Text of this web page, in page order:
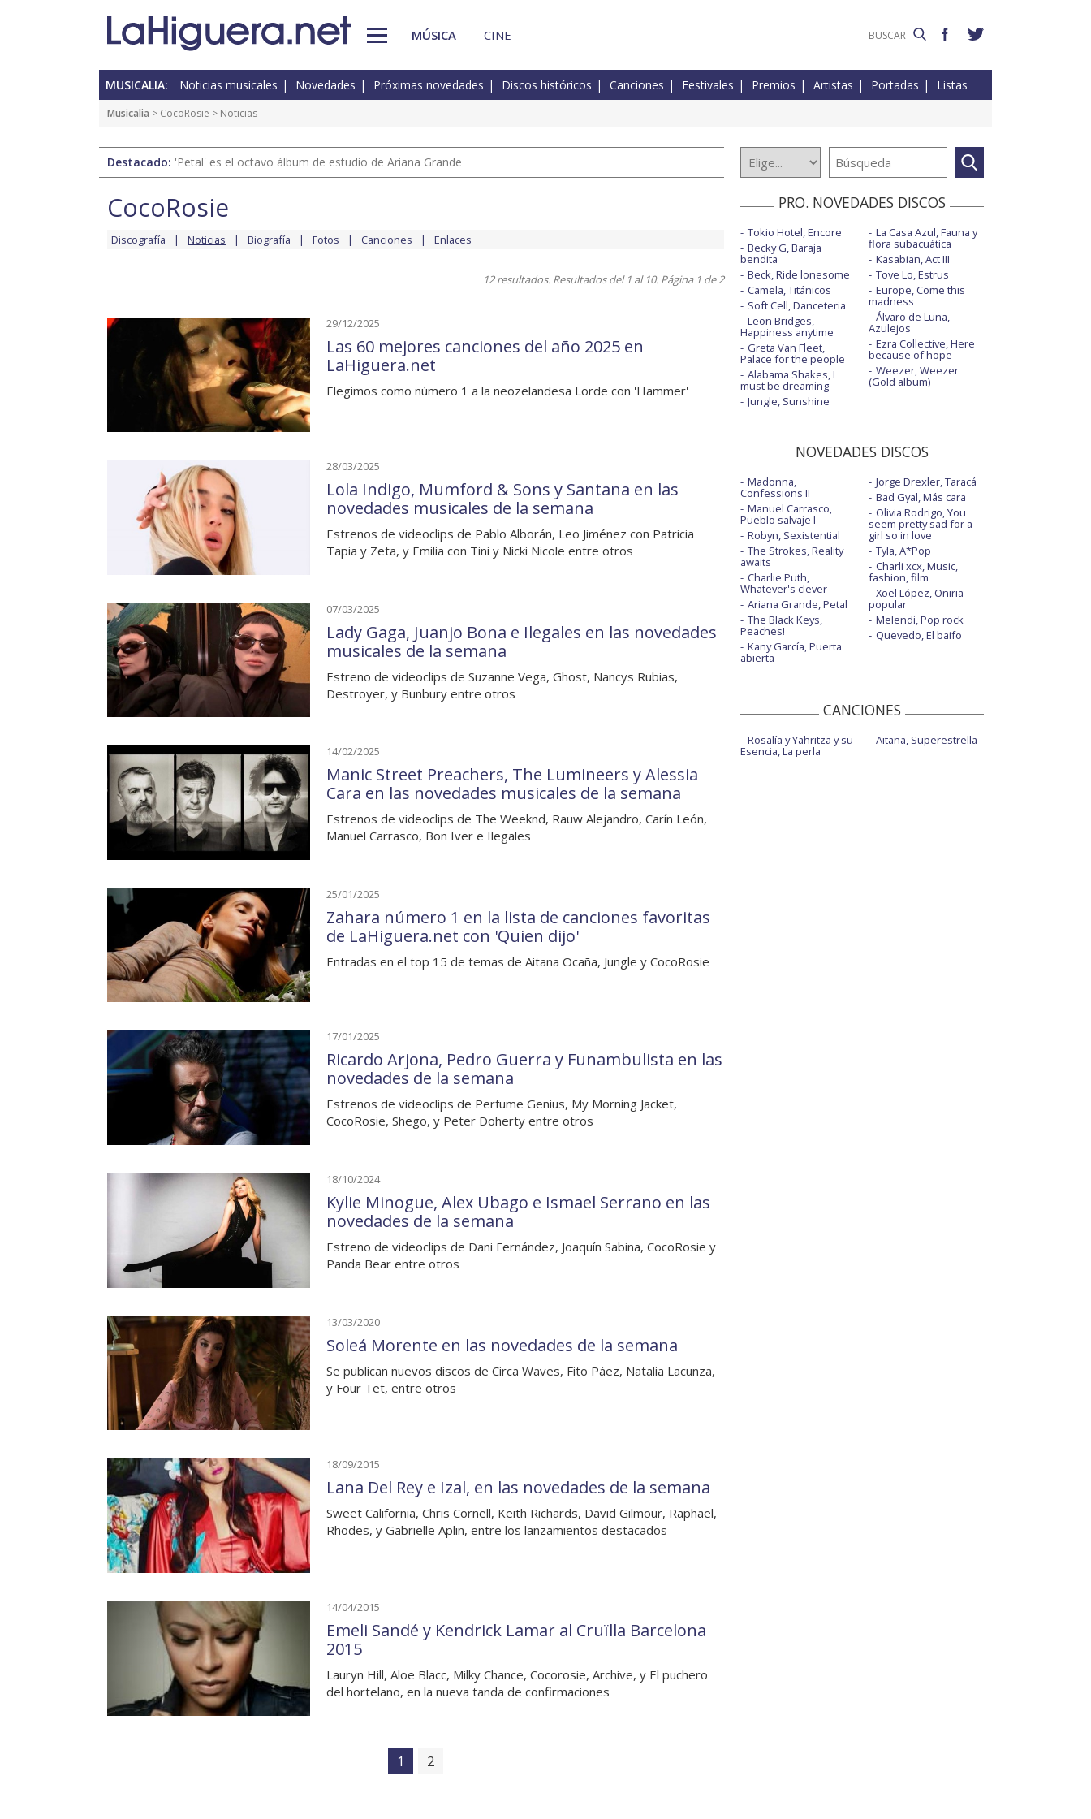
MÚSICA CINE
MUSICALIA: Noticias musicales Novedades Próximas novedades Discos históricos Canciones Festivales Premios Artistas Portadas Listas
Musicalia > CocoRosie > Noticias
Destacado: 'Petal' es el octavo álbum de estudio de Ariana Grande
CocoRosie
Discografía Noticias Biografía Fotos Canciones Enlaces
12 resultados. Resultados del 1 al 10. Página 1 de 2
29/12/2025
Las 60 mejores canciones del año 2025 en
LaHiguera.net
Elegimos como número 1 a la neozelandesa Lorde con 'Hammer'
28/03/2025
Lola Indigo, Mumford & Sons y Santana en las
novedades musicales de la semana
Estrenos de videoclips de Pablo Alborán, Leo Jiménez con Patricia
Tapia y Zeta, y Emilia con Tini y Nicki Nicole entre otros
07/03/2025
Lady Gaga, Juanjo Bona e Ilegales en las novedades
musicales de la semana
Estreno de videoclips de Suzanne Vega, Ghost, Nancys Rubias,
Destroyer, y Bunbury entre otros
14/02/2025
Manic Street Preachers, The Lumineers y Alessia
Cara en las novedades musicales de la semana
Estrenos de videoclips de The Weeknd, Rauw Alejandro, Carín León,
Manuel Carrasco, Bon Iver e Ilegales
25/01/2025
Zahara número 1 en la lista de canciones favoritas
de LaHiguera.net con 'Quien dijo'
Entradas en el top 15 de temas de Aitana Ocaña, Jungle y CocoRosie
17/01/2025
Ricardo Arjona, Pedro Guerra y Funambulista en las
novedades de la semana
Estrenos de videoclips de Perfume Genius, My Morning Jacket,
CocoRosie, Shego, y Peter Doherty entre otros
18/10/2024
Kylie Minogue, Alex Ubago e Ismael Serrano en las
novedades de la semana
Estreno de videoclips de Dani Fernández, Joaquín Sabina, CocoRosie y
Panda Bear entre otros
13/03/2020
Soleá Morente en las novedades de la semana
Se publican nuevos discos de Circa Waves, Fito Páez, Natalia Lacunza,
y Four Tet, entre otros
18/09/2015
Lana Del Rey e Izal, en las novedades de la semana
Sweet California, Chris Cornell, Keith Richards, David Gilmour, Raphael,
Rhodes, y Gabrielle Aplin, entre los lanzamientos destacados
14/04/2015
Emeli Sandé y Kendrick Lamar al Cruïlla Barcelona
2015
Lauryn Hill, Aloe Blacc, Milky Chance, Cocorosie, Archive, y El puchero
del hortelano, en la nueva tanda de confirmaciones
1 2
PRO. NOVEDADES DISCOS
Tokio Hotel, Encore
Becky G, Baraja
bendita
Beck, Ride lonesome
Camela, Titánicos
Soft Cell, Danceteria
Leon Bridges,
Happiness anytime
Greta Van Fleet,
Palace for the people
Alabama Shakes, I
must be dreaming
Jungle, Sunshine
La Casa Azul, Fauna y
flora subacuática
Kasabian, Act III
Tove Lo, Estrus
Europe, Come this
madness
Álvaro de Luna,
Azulejos
Ezra Collective, Here
because of hope
Weezer, Weezer
(Gold album)
NOVEDADES DISCOS
Madonna,
Confessions II
Manuel Carrasco,
Pueblo salvaje I
Robyn, Sexistential
The Strokes, Reality
awaits
Charlie Puth,
Whatever's clever
Ariana Grande, Petal
The Black Keys,
Peaches!
Kany García, Puerta
abierta
Jorge Drexler, Taracá
Bad Gyal, Más cara
Olivia Rodrigo, You
seem pretty sad for a
girl so in love
Tyla, A*Pop
Charli xcx, Music,
fashion, film
Xoel López, Oniria
popular
Melendi, Pop rock
Quevedo, El baifo
CANCIONES
Rosalía y Yahritza y su
Esencia, La perla
Aitana, Superestrella